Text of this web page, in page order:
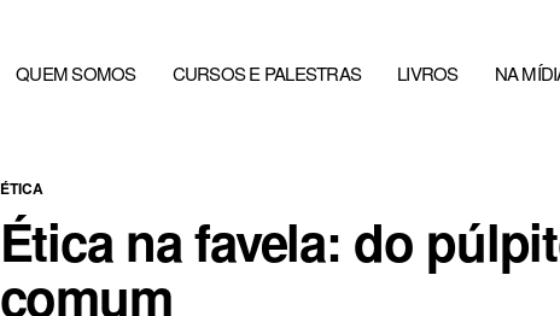
QUEM SOMOS CURSOS E PALESTRAS LIVROS NA
ÉTICA
Ética na favela: do
comum